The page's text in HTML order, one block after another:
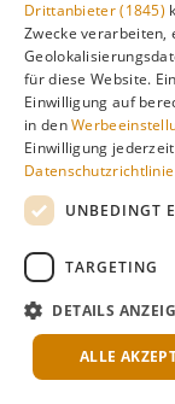
Santorini?
Praktische
Wie weit
buchen?
Was
Drittanbieter (1845)
Zwecke verarbeiten,
für diese Website.
Einwilligung auf
in den
Einwilligung
Datenschutzrichtlinie
UNBEDINGT
TARGETING
DETAILS
ALLE